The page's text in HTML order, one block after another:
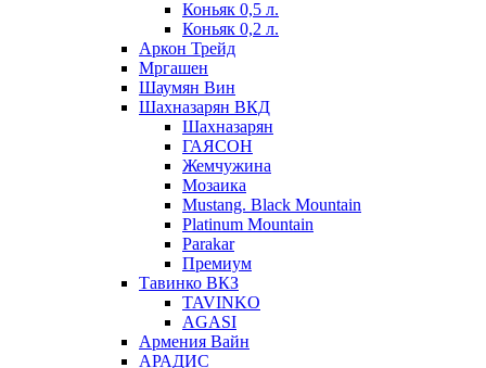
Коньяк 0,5 л.
Коньяк 0,2 л.
Аркон Трейд
Мргашен
Шаумян Вин
Шахназарян ВКД
Шахназарян
ГАЯСОН
Жемчужина
Мозаика
Mustang. Black Mountain
Platinum Mountain
Parakar
Премиум
Тавинко ВКЗ
TAVINKO
AGASI
Армения Вайн
АРАДИС